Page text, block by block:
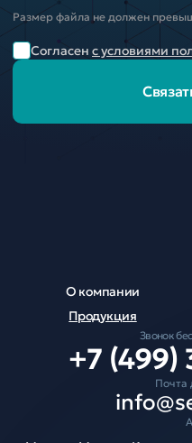
Размер файла не должен
Согласен с условиями
О компании
Продукция
Звонок
+7
Почта